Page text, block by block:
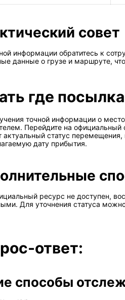
совет
информации обратитесь к
данные о грузе и маршруте,
где
точной информации о
Перейдите на
актуальный статус
дату прибытия.
ресурс не доступен,
Для уточнения статуса
ответ:
способы